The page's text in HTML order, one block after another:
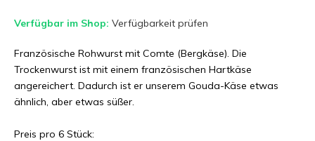
Verfügbar im Shop: Verfügbarkeit prüfen
Französische Rohwurst mit Comte (Bergkäse). Die
Trockenwurst ist mit einem französischen Hartkäse
angereichert. Dadurch ist er unserem Gouda-Käse etwas
ähnlich, aber etwas süßer.
Preis pro 6 Stück: